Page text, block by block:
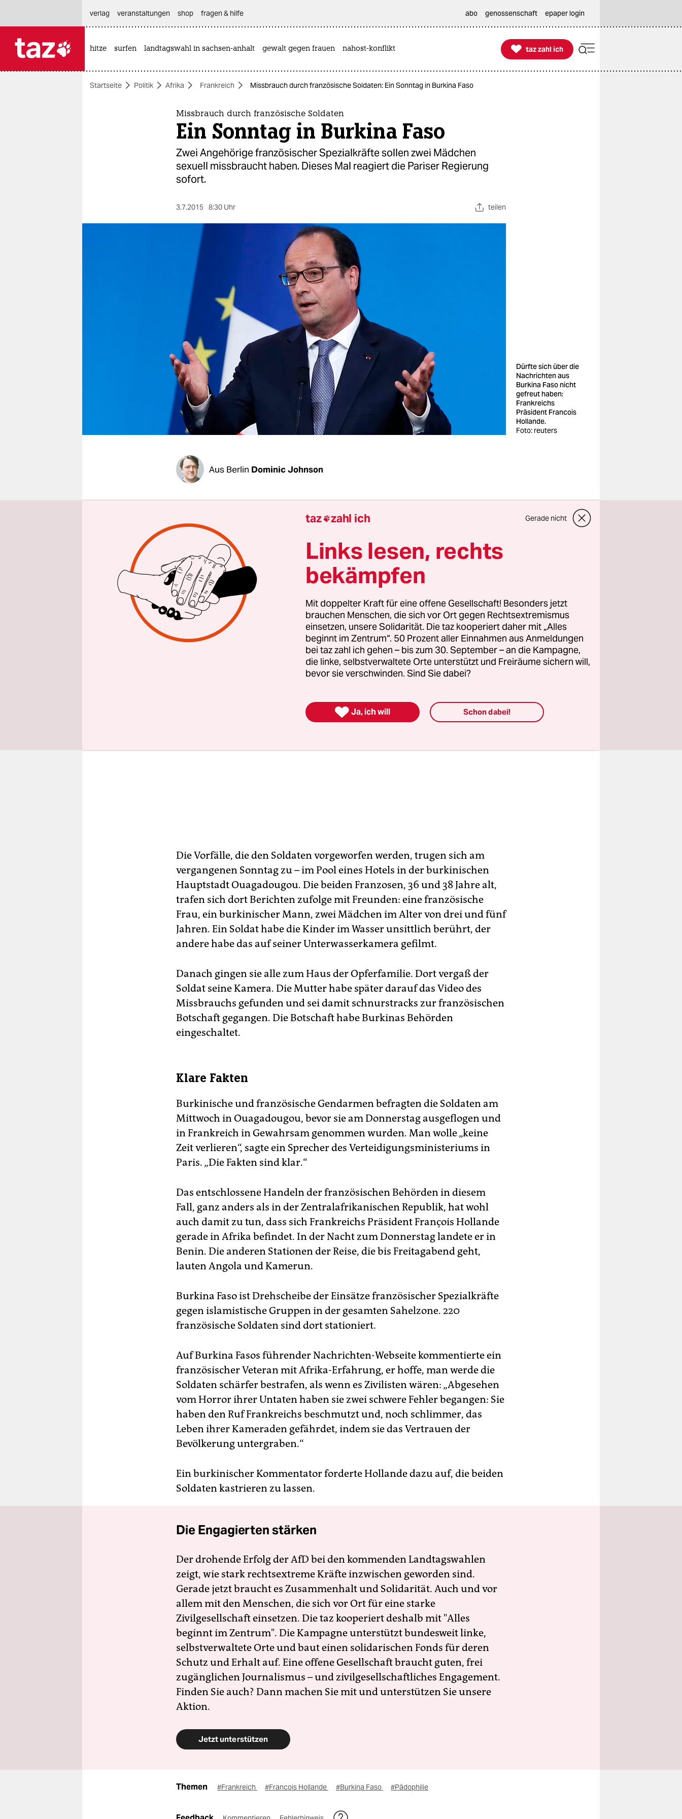
themen
genossenschaft
verlag
veranstaltungen shop fragen & hilfe abo genossenschaft epaper login
hitze surfen landtagswahl in sachsen-anhalt gewalt gegen frauen nahost-konflikt 
taz zahl ich
taz zahl ich
Startseite Politik Afrika Frankreich Missbrauch durch französische Soldaten: Ein Sonntag in Burkina Faso
Missbrauch durch französische Soldaten
Ein Sonntag in Burkina Faso
Zwei Angehörige französischer Spezialkräfte sollen zwei Mädchen
sexuell missbraucht haben. Dieses Mal reagiert die Pariser Regierung
sofort.
3.7.2015 8:30 Uhr teilen
Dürfte sich über die
Nachrichten aus
Burkina Faso nicht
gefreut haben:
Frankreichs
Präsident Francois
Hollande.
Foto: reuters
Aus Berlin Dominic Johnson
Schon wieder sind französische Soldaten in Afrika in einen
Missbrauchsskandal verwickelt. Zwei Angehörige der französischen
Spezialkräfte, die im Rahmen der Antiterrormission „Berkhane“ in
Burkina Faso stationiert sind, wurden jetzt ausgeflogen, vom Dienst
suspendiert und wegen sexuellen Missbrauchs angeklagt.
Anders als in der Zentralafrikanischen Republik vor einem Jahr, wo
ähnliche Vorwürfe unter den Teppich gekehrt wurden, sind die
französischen Behörden diesmal offensichtlich auf schnelles und
sichtbares Handeln bedacht.
Die Vorfälle, die den Soldaten vorgeworfen werden, trugen sich am
vergangenen Sonntag zu – im Pool eines Hotels in der burkinischen
Hauptstadt Ouagadougou. Die beiden Franzosen, 36 und 38 Jahre alt,
trafen sich dort Berichten zufolge mit Freunden: eine französische
Frau, ein burkinischer Mann, zwei Mädchen im Alter von drei und fünf
Jahren. Ein Soldat habe die Kinder im Wasser unsittlich berührt, der
andere habe das auf seiner Unterwasserkamera gefilmt.
Danach gingen sie alle zum Haus der Opferfamilie. Dort vergaß der
Soldat seine Kamera. Die Mutter habe später darauf das Video des
Missbrauchs gefunden und sei damit schnurstracks zur französischen
Botschaft gegangen. Die Botschaft habe Burkinas Behörden
eingeschaltet.
Klare Fakten
Burkinische und französische Gendarmen befragten die Soldaten am
Mittwoch in Ouagadougou, bevor sie am Donnerstag ausgeflogen und
in Frankreich in Gewahrsam genommen wurden. Man wolle „keine
Zeit verlieren“, sagte ein Sprecher des Verteidigungsministeriums in
Paris. „Die Fakten sind klar.“
Das entschlossene Handeln der französischen Behörden in diesem
Fall, ganz anders als in der Zentralafrikanischen Republik, hat wohl
auch damit zu tun, dass sich Frankreichs Präsident François Hollande
gerade in Afrika befindet. In der Nacht zum Donnerstag landete er in
Benin. Die anderen Stationen der Reise, die bis Freitagabend geht,
lauten Angola und Kamerun.
Burkina Faso ist Drehscheibe der Einsätze französischer Spezialkräfte
gegen islamistische Gruppen in der gesamten Sahelzone. 220
französische Soldaten sind dort stationiert.
Auf Burkina Fasos führender Nachrichten-Webseite kommentierte ein
französischer Veteran mit Afrika-Erfahrung, er hoffe, man werde die
Soldaten schärfer bestrafen, als wenn es Zivilisten wären: „Abgesehen
vom Horror ihrer Untaten haben sie zwei schwere Fehler begangen: Sie
haben den Ruf Frankreichs beschmutzt und, noch schlimmer, das
Leben ihrer Kameraden gefährdet, indem sie das Vertrauen der
Bevölkerung untergraben.“
Ein burkinischer Kommentator forderte Hollande dazu auf, die beiden
Soldaten kastrieren zu lassen.
Die Engagierten stärken
Der drohende Erfolg der AfD bei den kommenden Landtagswahlen
zeigt, wie stark rechtsextreme Kräfte inzwischen geworden sind.
Gerade jetzt braucht es Zusammenhalt und Solidarität. Auch und vor
allem mit den Menschen, die sich vor Ort für eine starke
Zivilgesellschaft einsetzen. Die taz kooperiert deshalb mit "Alles
beginnt im Zentrum". Die Kampagne unterstützt bundesweit linke,
selbstverwaltete Orte und baut einen solidarischen Fonds für deren
Schutz und Erhalt auf. Eine offene Gesellschaft braucht guten, frei
zugänglichen Journalismus – und zivilgesellschaftliches Engagement.
Finden Sie auch? Dann machen Sie mit und unterstützen Sie unsere
Aktion.
Jetzt unterstützen
Themen #Frankreich #Francois Hollande #Burkina Faso #Pädophilie
taz zahl ich Gerade nicht
Links lesen, rechts
bekämpfen
Mit doppelter Kraft für eine offene Gesellschaft! Besonders jetzt
brauchen Menschen, die sich vor Ort gegen Rechtsextremismus
einsetzen, unsere Solidarität. Die taz kooperiert daher mit „Alles
beginnt im Zentrum“. 50 Prozent aller Einnahmen aus Anmeldungen
bei taz zahl ich gehen – bis zum 30. September – an die Kampagne,
die linke, selbstverwaltete Orte unterstützt und Freiräume sichern will,
bevor sie verschwinden. Sind Sie dabei?
 Ja, ich will Schon dabei!